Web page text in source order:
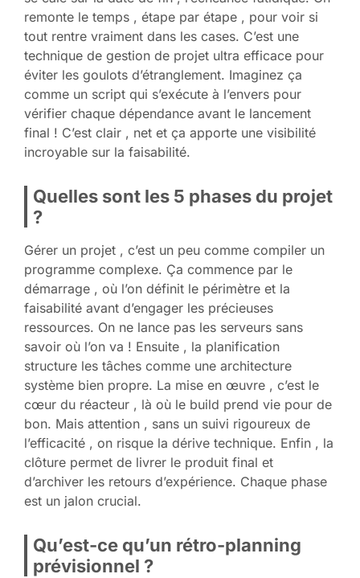
remonte le temps , étape par étape , pour voir si
tout rentre vraiment dans les cases. C’est une
technique de gestion de projet ultra efficace pour
éviter les goulots d’étranglement. Imaginez ça
comme un script qui s’exécute à l’envers pour
vérifier chaque dépendance avant le lancement
final ! C’est clair , net et ça apporte une visibilité
incroyable sur la faisabilité.
Quelles sont les 5 phases du projet
?
Gérer un projet , c’est un peu comme compiler un
programme complexe. Ça commence par le
démarrage , où l’on définit le périmètre et la
faisabilité avant d’engager les précieuses
ressources. On ne lance pas les serveurs sans
savoir où l’on va ! Ensuite , la planification
structure les tâches comme une architecture
système bien propre. La mise en œuvre , c’est le
cœur du réacteur , là où le build prend vie pour de
bon. Mais attention , sans un suivi rigoureux de
l’efficacité , on risque la dérive technique. Enfin , la
clôture permet de livrer le produit final et
d’archiver les retours d’expérience. Chaque phase
est un jalon crucial.
Qu’est-ce qu’un rétro-planning
prévisionnel ?